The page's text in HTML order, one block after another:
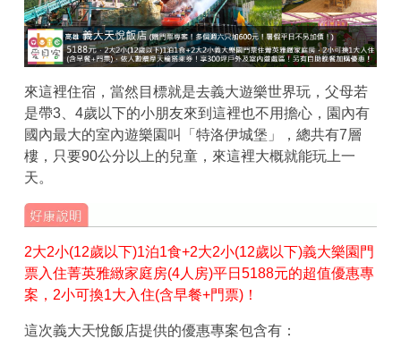
來這裡住宿，當然目標就是去義大遊樂世界玩，父母若
是帶3、4歲以下的小朋友來到這裡也不用擔心，園內有
國內最大的室內遊樂園叫「特洛伊城堡」，總共有7層
樓，只要90公分以上的兒童，來這裡大概就能玩上一
天。
2大2小(12歲以下)1泊1食+2大2小(12歲以下)義大樂園門
票入住菁英雅緻家庭房(4人房)平日5188元的超值優惠專
案，2小可換1大入住(含早餐+門票)！
這次義大天悅飯店提供的優惠專案包含有：